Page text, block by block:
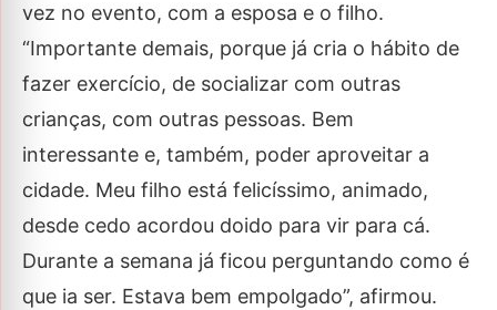
vez no evento, com a esposa e o filho.
“Importante demais, porque já cria o hábito de
fazer exercício, de socializar com outras
crianças, com outras pessoas. Bem
interessante e, também, poder aproveitar a
cidade. Meu filho está felicíssimo, animado,
desde cedo acordou doido para vir para cá.
Durante a semana já ficou perguntando como é
que ia ser. Estava bem empolgado”, afirmou.